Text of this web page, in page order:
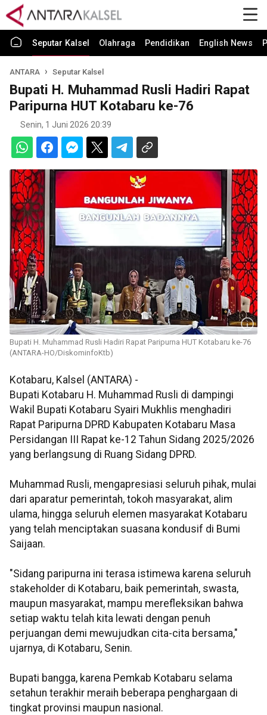
Seputar Kalsel Olahraga Pendidikan English News
ANTARA Seputar Kalsel
Bupati H. Muhammad Rusli Hadiri Rapat
Paripurna HUT Kotabaru ke-76
Senin, 1 Juni 2026 20:39
Bupati H. Muhammad Rusli Hadiri Rapat Paripurna HUT Kotabaru ke-76
(ANTARA-HO/DiskominfoKtb)
Kotabaru, Kalsel (ANTARA) -
Bupati Kotabaru H. Muhammad Rusli di dampingi
Wakil Bupati Kotabaru Syairi Mukhlis menghadiri
Rapat Paripurna DPRD Kabupaten Kotabaru Masa
Persidangan III Rapat ke-12 Tahun Sidang 2025/2026
yang berlangsung di Ruang Sidang DPRD.
Muhammad Rusli, mengapresiasi seluruh pihak, mulai
dari aparatur pemerintah, tokoh masyarakat, alim
ulama, hingga seluruh elemen masyarakat Kotabaru
yang telah menciptakan suasana kondusif di Bumi
Saijaan.
"Sidang paripurna ini terasa istimewa karena seluruh
stakeholder di Kotabaru, baik pemerintah, swasta,
maupun masyarakat, mampu merefleksikan bahwa
setiap waktu telah kita lewati dengan penuh
perjuangan demi mewujudkan cita-cita bersama,"
ujarnya, di Kotabaru, Senin.
Bupati bangga, karena Pemkab Kotabaru selama
setahun terakhir meraih beberapa penghargaan di
tingkat provinsi maupun nasional.